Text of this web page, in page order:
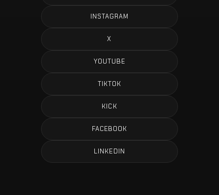
INSTAGRAM
X
YOUTUBE
TIKTOK
KICK
FACEBOOK
LINKEDIN